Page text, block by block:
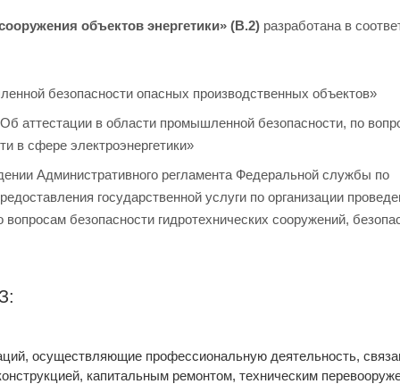
объектов энергетики» (В.2) разработана в
безопасности опасных производственных объектов»
аттестации в области промышленной безопасности, по
в сфере электроэнергетики»
Административного регламента Федеральной службы по
государственной услуги по организации
безопасности гидротехнических сооружений,
осуществляющие профессиональную деятельность,
капитальным ремонтом, техническим